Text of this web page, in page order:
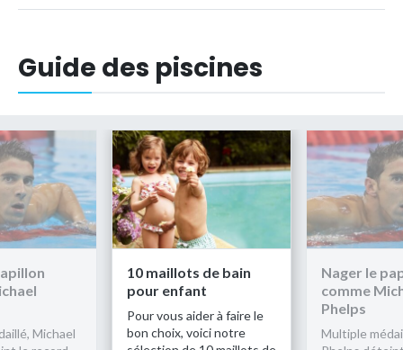
Guide des piscines
maillots de bain
enfant
choix, voici notre
Nager le papillon
comme Michael
Phelps
Multiple médaillé, Michael
10
bon